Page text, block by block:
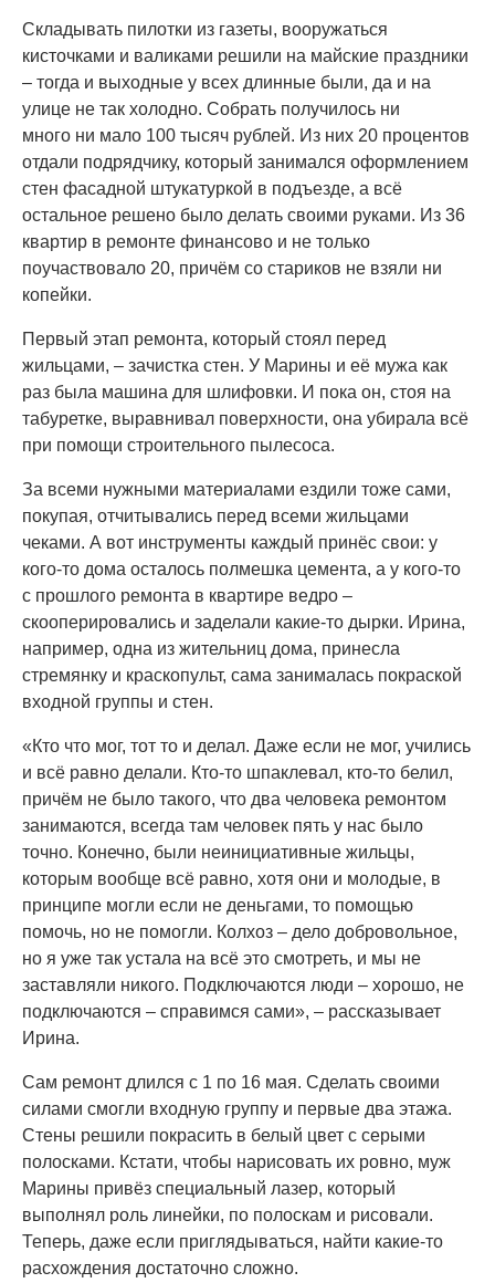
Складывать пилотки из газеты, вооружаться
кисточками и валиками решили на майские праздники
– тогда и выходные у всех длинные были, да и на
улице не так холодно. Собрать получилось ни
много ни мало 100 тысяч рублей. Из них 20 процентов
отдали подрядчику, который занимался оформлением
стен фасадной штукатуркой в подъезде, а всё
остальное решено было делать своими руками. Из 36
квартир в ремонте финансово и не только
поучаствовало 20, причём со стариков не взяли ни
копейки.
Первый этап ремонта, который стоял перед
жильцами, – зачистка стен. У Марины и её мужа как
раз была машина для шлифовки. И пока он, стоя на
табуретке, выравнивал поверхности, она убирала всё
при помощи строительного пылесоса.
За всеми нужными материалами ездили тоже сами,
покупая, отчитывались перед всеми жильцами
чеками. А вот инструменты каждый принёс свои: у
кого-то дома осталось полмешка цемента, а у кого-то
с прошлого ремонта в квартире ведро –
скооперировались и заделали какие-то дырки. Ирина,
например, одна из жительниц дома, принесла
стремянку и краскопульт, сама занималась покраской
входной группы и стен.
«Кто что мог, тот то и делал. Даже если не мог, учились
и всё равно делали. Кто-то шпаклевал, кто-то белил,
причём не было такого, что два человека ремонтом
занимаются, всегда там человек пять у нас было
точно. Конечно, были неинициативные жильцы,
которым вообще всё равно, хотя они и молодые, в
принципе могли если не деньгами, то помощью
помочь, но не помогли. Колхоз – дело добровольное,
но я уже так устала на всё это смотреть, и мы не
заставляли никого. Подключаются люди – хорошо, не
подключаются – справимся сами», – рассказывает
Ирина.
Сам ремонт длился с 1 по 16 мая. Сделать своими
силами смогли входную группу и первые два этажа.
Стены решили покрасить в белый цвет с серыми
полосками. Кстати, чтобы нарисовать их ровно, муж
Марины привёз специальный лазер, который
выполнял роль линейки, по полоскам и рисовали.
Теперь, даже если приглядываться, найти какие-то
расхождения достаточно сложно.